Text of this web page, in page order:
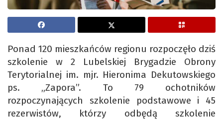
Ponad 120 mieszkańców regionu rozpoczęło dziś
szkolenie w 2 Lubelskiej Brygadzie Obrony
Terytorialnej im. mjr. Hieronima Dekutowskiego
ps. „Zapora”. To 79 ochotników
rozpoczynających szkolenie podstawowe i 45
rezerwistów, którzy odbędą szkolenie